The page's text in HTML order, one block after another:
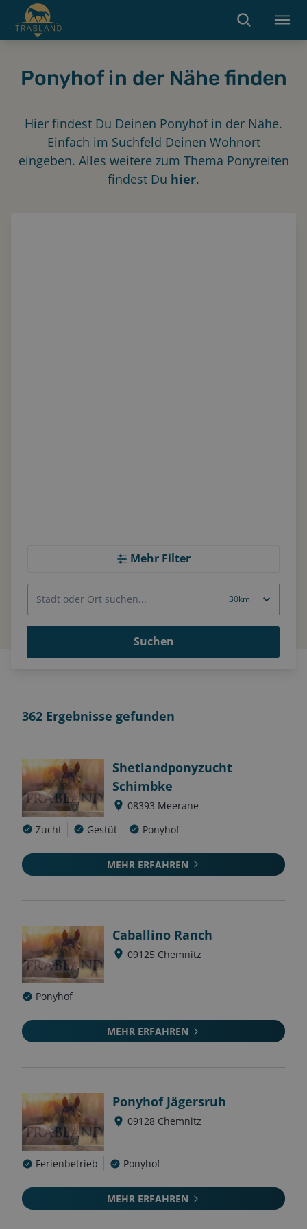
Ponyhof in der Nähe finden
Hier findest Du Deinen Ponyhof in der Nähe.
Einfach im Suchfeld Deinen Wohnort
eingeben. Alles weitere zum Thema Ponyreiten
findest Du hier.
Mehr Filter
Suchen
362 Ergebnisse gefunden
Shetlandponyzucht
Schimbke
08393 Meerane
Zucht
Gestüt Ponyhof
MEHR ERFAHREN
Caballino Ranch
09125 Chemnitz
Ponyhof
MEHR ERFAHREN
Ponyhof Jägersruh
09128 Chemnitz
Ferienbetrieb Ponyhof
MEHR ERFAHREN